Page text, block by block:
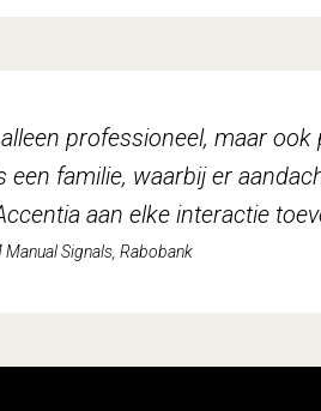
professioneel, maar
een familie, waarbij er
aan elke interactie
Signals, Rabobank